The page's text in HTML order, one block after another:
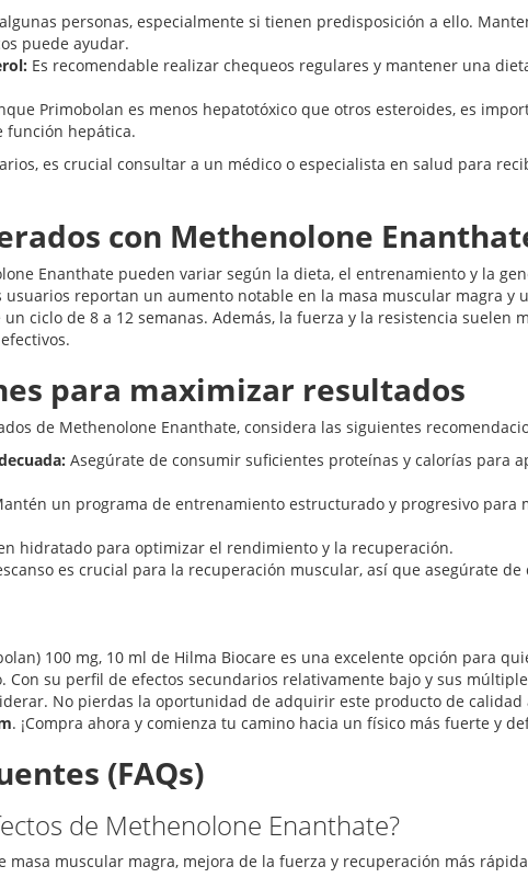
personas, especialmente si tienen predisposición a ello.
puede ayudar.
Es recomendable realizar chequeos regulares y mantener una
Primobolan es menos hepatotóxico que otros esteroides, es
función hepática.
es crucial consultar a un médico o especialista en salud para
con Methenolone
Enanthate pueden variar según la dieta, el entrenamiento y la
reportan un aumento notable en la masa muscular magra y
ciclo de 8 a 12 semanas. Además, la fuerza y la resistencia suelen
para maximizar resultados
de Methenolone Enanthate, considera las siguientes
Asegúrate de consumir suficientes proteínas y calorías para
un programa de entrenamiento estructurado y progresivo para
hidratado para optimizar el rendimiento y la recuperación.
es crucial para la recuperación muscular, así que asegúrate
100 mg, 10 ml de Hilma Biocare es una excelente opción para
su perfil de efectos secundarios relativamente bajo y sus
No pierdas la oportunidad de adquirir este producto de calidad
. ¡Compra ahora y comienza tu camino hacia un físico más fuerte y
(FAQs)
de Methenolone Enanthate?
masa muscular magra, mejora de la fuerza y recuperación más